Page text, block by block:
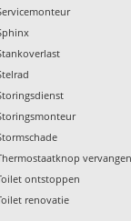
vervangen
ontstoppen
renovatie